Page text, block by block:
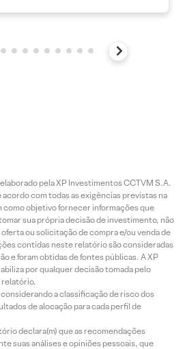
pela XP Investimentos CCTVM S.A.
acordo com todas as exigências previstas na
como objetivo fornecer informações que
sua própria decisão de investimento, não
ou solicitação de compra e/ou venda de
contidas neste relatório são consideradas
e foram obtidas de fontes públicas. A XP
por qualquer decisão tomada pelo
a classificação de risco dos
de alocação para cada perfil de
declara(m) que as recomendações
suas análises e opiniões pessoais, que